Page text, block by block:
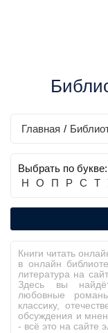
Главная /
Выбрать по букве:
Н
О П Р С Т
Книги читать
в онлайн
литература на
Здесь вы
любовные
классику,
обсуждения и
- всё это на сайте